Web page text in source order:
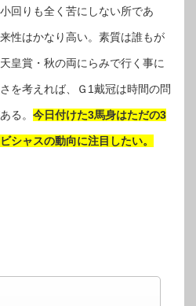
回りも全く苦にしない所であ
性はかなり高い。素質は誰もが
皇賞・秋の両にらみで行く事に
を考えれば、Ｇ1戴冠は時間の問
る。 今日付けた3馬身はただの3
シャスの動向に注目したい。